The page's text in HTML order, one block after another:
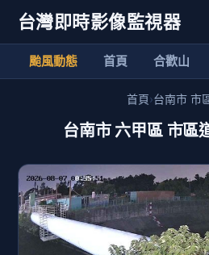
台灣即時影像監視器
颱風動態 首頁 合歡山
首頁›台南市 市
台南市 六甲區 市區